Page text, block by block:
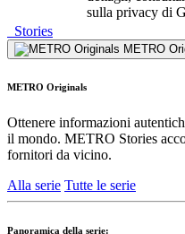
sulla privacy di
Stories
METRO
METRO Originals
Ottenere informazioni
il mondo. METRO Stories
fornitori da vicino.
Alla serie Tutte le serie
Panoramica della serie: